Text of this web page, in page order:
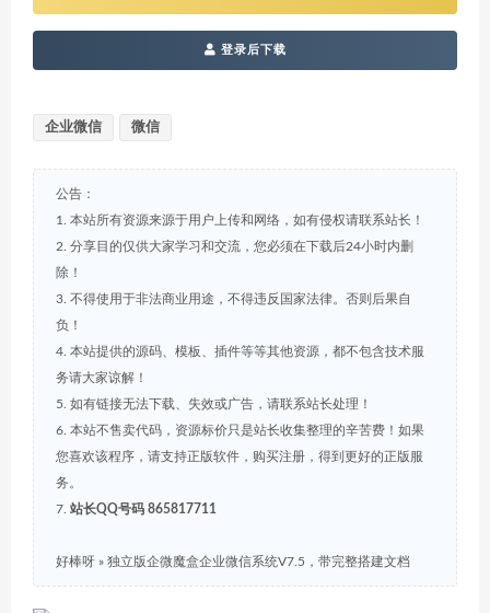
登录后下载
企业微信 微信
公告：
1. 本站所有资源来源于用户上传和网络，如有侵权请联系站长！
2. 分享目的仅供大家学习和交流，您必须在下载后24小时内删
除！
3. 不得使用于非法商业用途，不得违反国家法律。否则后果自
负！
4. 本站提供的源码、模板、插件等等其他资源，都不包含技术服
务请大家谅解！
5. 如有链接无法下载、失效或广告，请联系站长处理！
6. 本站不售卖代码，资源标价只是站长收集整理的辛苦费！如果
您喜欢该程序，请支持正版软件，购买注册，得到更好的正版服
务。
7. 站长QQ号码 865817711
好棒呀 » 独立版企微魔盒企业微信系统V7.5，带完整搭建文档